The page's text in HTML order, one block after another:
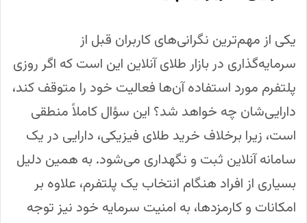
یکی از مهم‌ترین نگرانی‌های کاربران قبل از
سرمایه‌گذاری در بازار طلای آنلاین این است که اگر روزی
پلتفرم مورد استفاده آن‌ها فعالیت خود را متوقف کند،
دارایی‌شان چه خواهد شد؟ این سؤال کاملاً منطقی
است، زیرا برخلاف خرید طلای فیزیکی، دارایی در یک
سامانه آنلاین ثبت و نگهداری می‌شود. به همین دلیل
بسیاری از افراد هنگام انتخاب یک پلتفرم، علاوه بر
امکانات و کارمزدها، به امنیت سرمایه خود نیز توجه